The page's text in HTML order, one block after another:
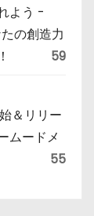
よう -
の創造力
59
＆リリー
ムードメ
55